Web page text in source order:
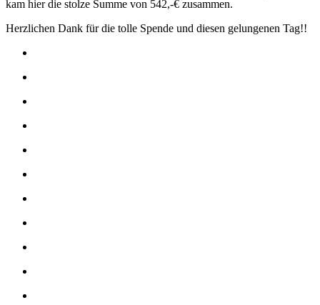
kam hier die stolze Summe von 542,-€ zusammen.
Herzlichen Dank für die tolle Spende und diesen gelungenen Tag!!